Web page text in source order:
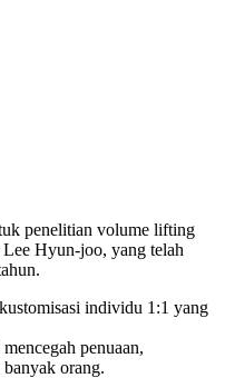
penelitian volume lifting
Hyun-joo, yang telah
individu 1:1 yang
penuaan,
orang.